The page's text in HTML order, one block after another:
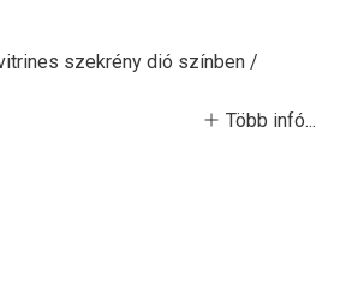
szekrény dió színben /
Több infó...